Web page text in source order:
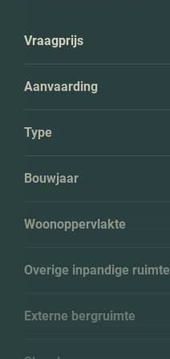
Vraagprijs
Aanvaarding
Type
Bouwjaar
Woonoppervlakte
Overige inpandige ruimte
Externe bergruimte